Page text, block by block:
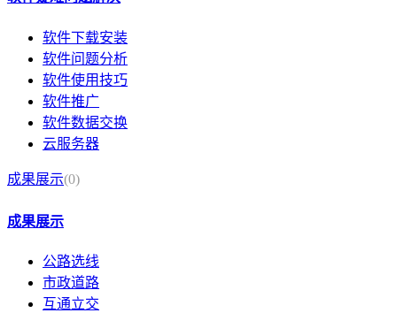
软件下载安装
软件问题分析
软件使用技巧
软件推广
软件数据交换
云服务器
成果展示(0)
成果展示
公路选线
市政道路
互通立交